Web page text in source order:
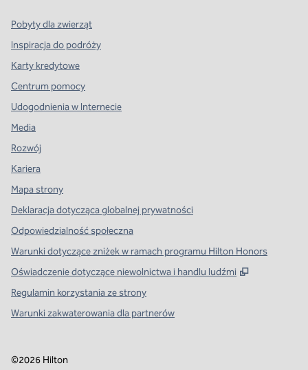
Pobyty dla zwierząt
Inspiracja do podróży
Karty kredytowe
Centrum pomocy
Udogodnienia w Internecie
Media
Rozwój
Kariera
Mapa strony
Deklaracja dotycząca globalnej prywatności
Odpowiedzialność społeczna
Warunki dotyczące zniżek w ramach programu Hilton Honors
Oświadczenie dotyczące niewolnictwa i handlu ludźmi
,
Regulamin korzystania ze strony
Warunki zakwaterowania dla partnerów
©2026 Hilton